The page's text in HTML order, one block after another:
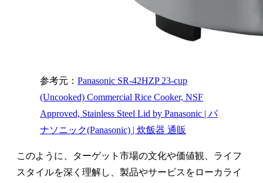
参考元： Panasonic SR-42HZP 23-cup
(Uncooked) Commercial Rice Cooker, NSF
Approved, Stainless Steel Lid by Panasonic | パ
ナソニック(Panasonic) | 炊飯器 通販
このように、ターゲット市場の文化や価値観、ライフ
スタイルを深く理解し、製品やサービスをローカライ